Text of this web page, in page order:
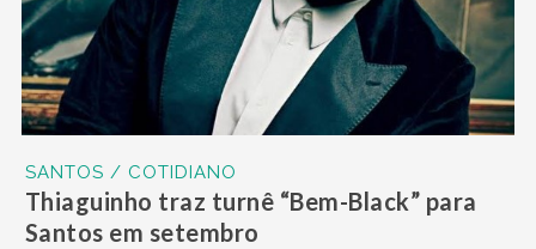
SANTOS / COTIDIANO
Thiaguinho traz turnê “Bem-Black” para
Santos em setembro